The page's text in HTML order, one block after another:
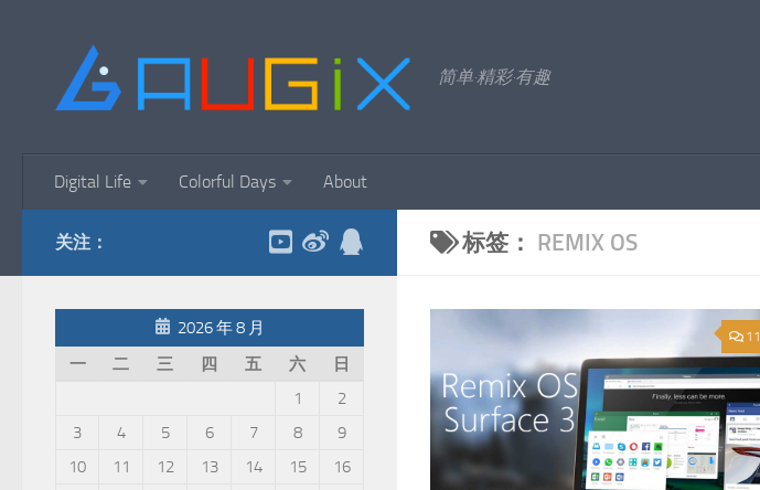
简单·精彩·有趣
Digital Life Colorful Days About
标签： REMIX OS
11
关注：
2026 年 8 月
一
二 三 四 五 六
日
1
2
3
4 5 6 7 8
9
10
11 12 13 14 15
16